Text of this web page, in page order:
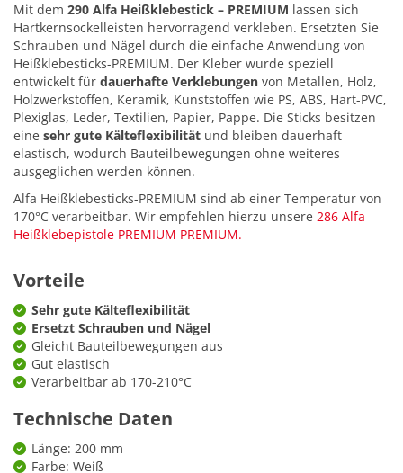
Mit dem 290 Alfa Heißklebestick – PREMIUM lassen sich
Hartkernsockelleisten hervorragend verkleben. Ersetzten Sie
Schrauben und Nägel durch die einfache Anwendung von
Heißklebesticks-PREMIUM. Der Kleber wurde speziell
entwickelt für dauerhafte Verklebungen von Metallen, Holz,
Holzwerkstoffen, Keramik, Kunststoffen wie PS, ABS, Hart-PVC,
Plexiglas, Leder, Textilien, Papier, Pappe. Die Sticks besitzen
eine sehr gute Kälteflexibilität und bleiben dauerhaft
elastisch, wodurch Bauteilbewegungen ohne weiteres
ausgeglichen werden können.
Alfa Heißklebesticks-PREMIUM sind ab einer Temperatur von
170°C verarbeitbar. Wir empfehlen hierzu unsere 286 Alfa
Heißklebepistole PREMIUM PREMIUM.
Vorteile
Sehr gute Kälteflexibilität
Ersetzt Schrauben und Nägel
Gleicht Bauteilbewegungen aus
Gut elastisch
Verarbeitbar ab 170-210°C
Technische Daten
Länge: 200 mm
Farbe: Weiß